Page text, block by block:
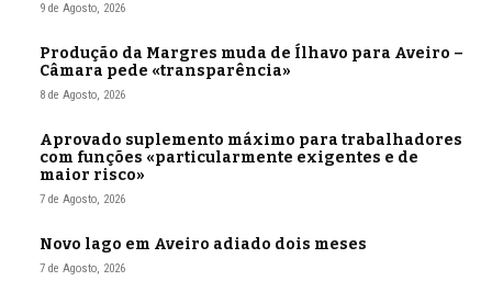
9 de Agosto, 2026
Produção da Margres muda de Ílhavo para Aveiro –
Câmara pede «transparência»
8 de Agosto, 2026
Aprovado suplemento máximo para trabalhadores
com funções «particularmente exigentes e de
maior risco»
7 de Agosto, 2026
Novo lago em Aveiro adiado dois meses
7 de Agosto, 2026